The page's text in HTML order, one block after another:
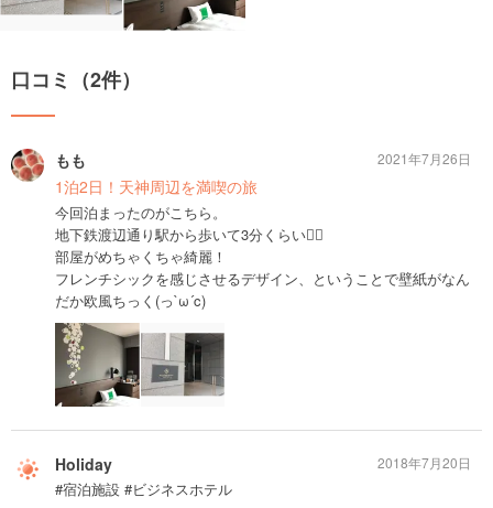
口コミ（2件）
もも
1泊2日！天神周辺を満喫の旅
今回泊まったのがこちら。
地下鉄渡辺通り駅から歩いて3分くらい🚶‍♀️
部屋がめちゃくちゃ綺麗！
フレンチシックを感じさせるデザイン、ということで壁紙がなん
だか欧風ちっく(っ`ω´c)
2021年7月26日
Holiday
#宿泊施設 #ビジネスホテル
2018年7月20日